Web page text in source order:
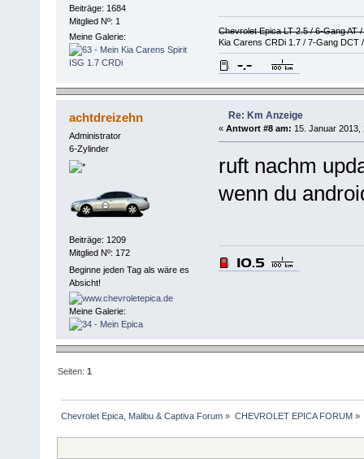
Beiträge: 1684
Mitglied Nº: 1
Meine Galerie:
Chevrolet Epica LT 2.5 / 6-Gang AT
Kia Carens CRDi 1.7 / 7-Gang DCT
achtdreizehn
Administrator
6-Zylinder
Beiträge: 1209
Mitglied Nº: 172
Beginne jeden Tag als wäre es
Absicht!
Meine Galerie:
Re: Km Anzeige
« Antwort #8 am: 15. Januar 2013,
ruft nachm
wenn du
Seiten:1
Chevrolet Epica, Malibu & Captiva Forum » CHEVROLET EPICA FORUM»